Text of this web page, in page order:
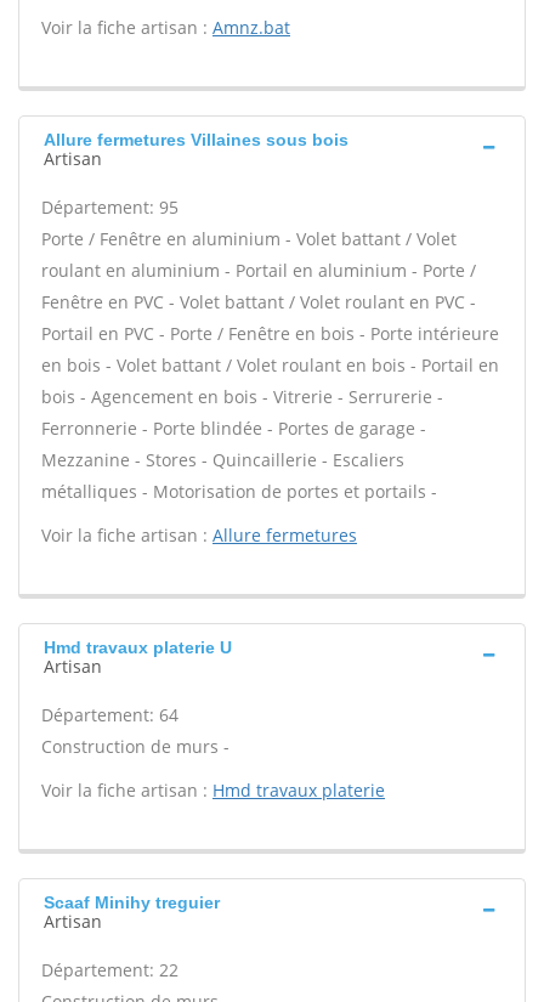
Voir la fiche artisan : Amnz.bat
Allure fermetures Villaines sous bois
Artisan
Département: 95
Porte / Fenêtre en aluminium - Volet battant / Volet
roulant en aluminium - Portail en aluminium - Porte /
Fenêtre en PVC - Volet battant / Volet roulant en PVC -
Portail en PVC - Porte / Fenêtre en bois - Porte intérieure
en bois - Volet battant / Volet roulant en bois - Portail en
bois - Agencement en bois - Vitrerie - Serrurerie -
Ferronnerie - Porte blindée - Portes de garage -
Mezzanine - Stores - Quincaillerie - Escaliers
métalliques - Motorisation de portes et portails -
Voir la fiche artisan : Allure fermetures
Hmd travaux platerie U
Artisan
Département: 64
Construction de murs -
Voir la fiche artisan : Hmd travaux platerie
Scaaf Minihy treguier
Artisan
Département: 22